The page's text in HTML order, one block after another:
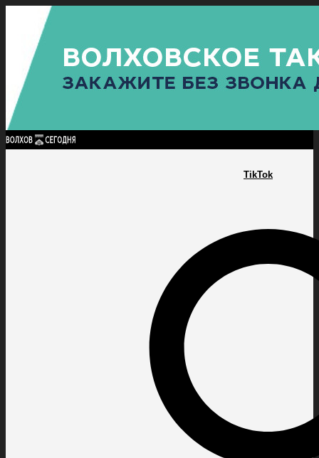
TikTok
Найти:
ГЛАВНАЯ ПОЛИТИКАПРОИСШЕСТВИЯ ПРОКУРАТУРАСПОРТ
ПОЛИТИКА
КУЛЬТУРА
ПОСЕЛЕНИЯ